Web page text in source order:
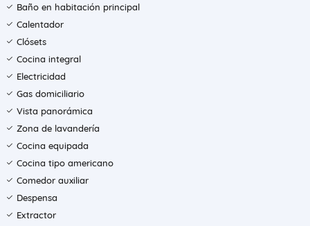
Baño en habitación principal
Calentador
Clósets
Cocina integral
Electricidad
Gas domiciliario
Vista panorámica
Zona de lavandería
Cocina equipada
Cocina tipo americano
Comedor auxiliar
Despensa
Extractor